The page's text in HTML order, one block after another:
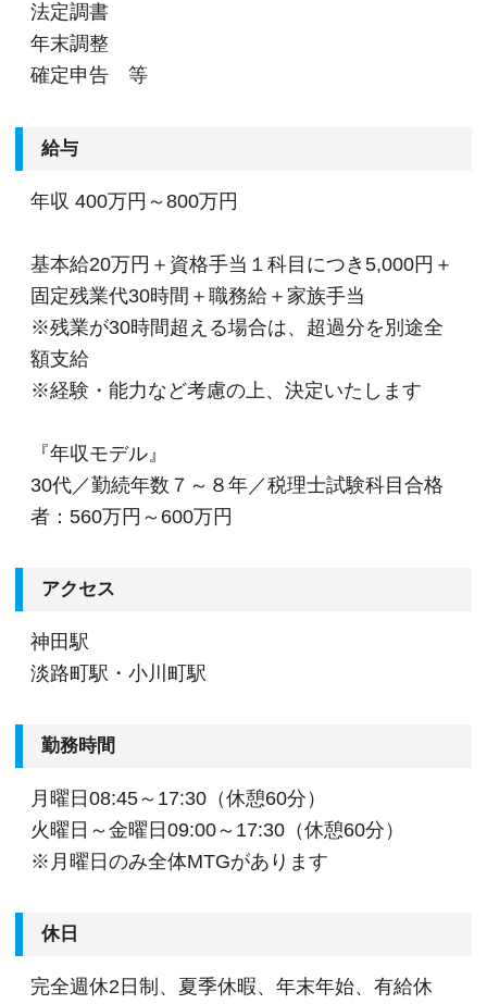
法定調書
年末調整
確定申告 等
給与
年収 400万円～800万円
基本給20万円＋資格手当１科目につき5,000円＋
固定残業代30時間＋職務給＋家族手当
※残業が30時間超える場合は、超過分を別途全
額支給
※経験・能力など考慮の上、決定いたします
『年収モデル』
30代／勤続年数７～８年／税理士試験科目合格
者：560万円～600万円
アクセス
神田駅
淡路町駅・小川町駅
勤務時間
月曜日08:45～17:30（休憩60分）
火曜日～金曜日09:00～17:30（休憩60分）
※月曜日のみ全体MTGがあります
休日
完全週休2日制、夏季休暇、年末年始、有給休